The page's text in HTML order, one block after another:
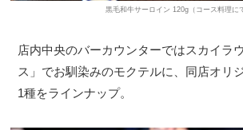
黒毛和牛サーロイン 120g（コース料理にて
店内中央のバーカウンターではスカイラ
ス」でお馴染みのモクテルに、同店オリ
1種をラインナップ。